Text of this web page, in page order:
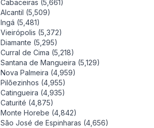
Cabaceiras (5,661)
Alcantil (5,509)
Ingá (5,481)
Vieirópolis (5,372)
Diamante (5,295)
Curral de Cima (5,218)
Santana de Mangueira (5,129)
Nova Palmeira (4,959)
Pilõezinhos (4,955)
Catingueira (4,935)
Caturité (4,875)
Monte Horebe (4,842)
São José de Espinharas (4,656)